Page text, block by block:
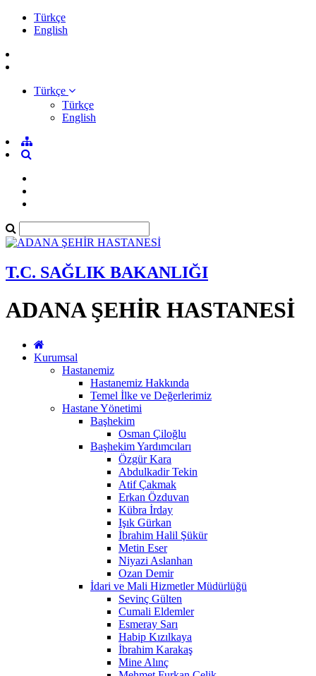
Türkçe
English
Türkçe
Türkçe
English
T.C. SAĞLIK BAKANLIĞI
ADANA ŞEHİR HASTANESİ
Kurumsal
Hastanemiz
Hastanemiz Hakkında
Temel İlke ve Değerlerimiz
Hastane Yönetimi
Başhekim
Osman Çiloğlu
Başhekim Yardımcıları
Özgür Kara
Abdulkadir Tekin
Atif Çakmak
Erkan Özduvan
Kübra İrday
Işık Gürkan
İbrahim Halil Şükür
Metin Eser
Niyazi Aslanhan
Ozan Demir
İdari ve Mali Hizmetler Müdürlüğü
Sevinç Gülten
Cumali Eldemler
Esmeray Sarı
Habip Kızılkaya
İbrahim Karakaş
Mine Alınç